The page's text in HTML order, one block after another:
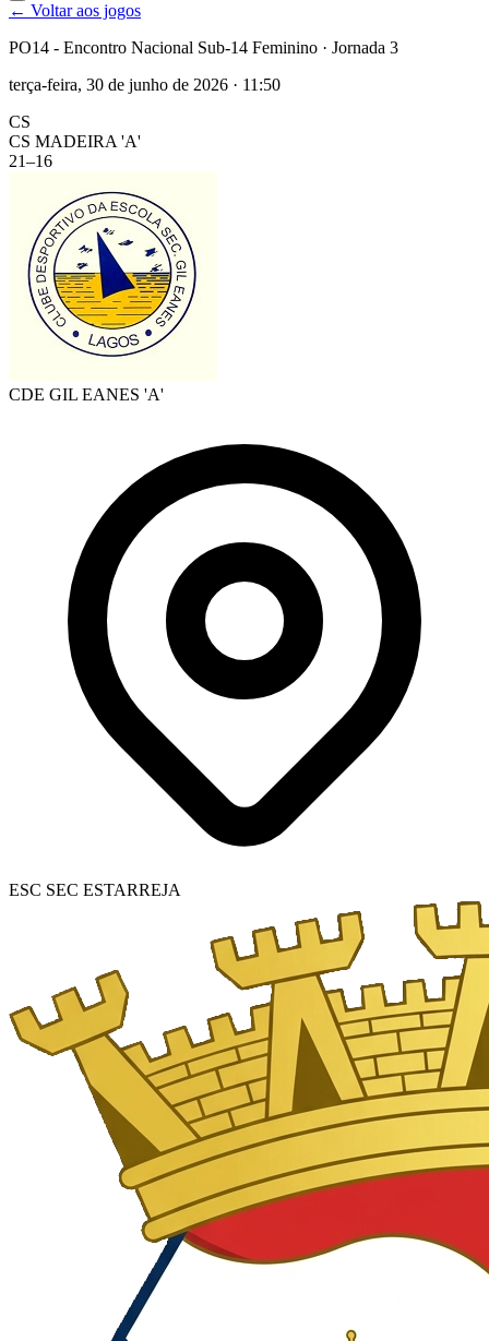
← Voltar aos jogos
PO14 - Encontro Nacional Sub-14 Feminino · Jornada 3
terça-feira, 30 de junho de 2026 · 11:50
CS
CS MADEIRA 'A'
21–16
CDE GIL EANES 'A'
ESC SEC ESTARREJA